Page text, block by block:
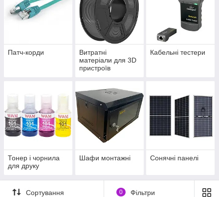
Патч-корди
Витратні
матеріали для 3D
пристроїв
Кабельні тестери
Тонер і чорнила
для друку
Шафи монтажні Сонячні панелі
Сортування 0 Фільтри